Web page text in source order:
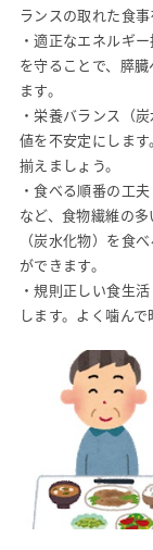
ランスの取れた食事
・適正なエネルギ
を守ることで、膵
ます。
・栄養バランス（
値を不安定にしま
揃えましょう。
・食べる順番の工
など、食物繊維の
（炭水化物）を食
ができます。
・規則正しい食生
します。よく噛ん